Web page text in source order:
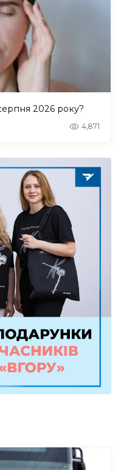
2026 року?
4,871